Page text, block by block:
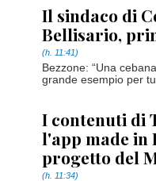
Il sindaco di
Bellisario,
(h. 11:41)
Bezzone: “Una
grande esempio per
I contenuti di
l'app made
progetto del
(h. 11:34)